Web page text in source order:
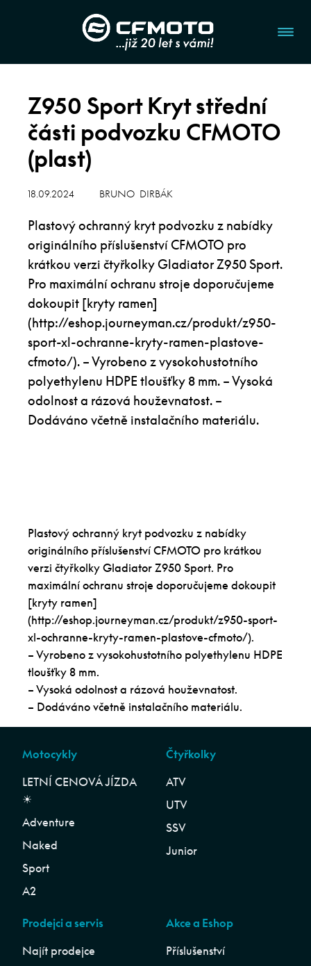
Z950 Sport Kryt střední
části podvozku CFMOTO
(plast)
18.09.2024 BRUNO DIRBÁK
Plastový ochranný kryt podvozku z nabídky
originálního příslušenství CFMOTO pro
krátkou verzi čtyřkolky Gladiator Z950 Sport.
Pro maximální ochranu stroje doporučujeme
dokoupit [kryty ramen]
(http://eshop.journeyman.cz/produkt/z950-
sport-xl-ochranne-kryty-ramen-plastove-
cfmoto/). – Vyrobeno z vysokohustotního
polyethylenu HDPE tloušťky 8 mm. – Vysoká
odolnost a rázová houževnatost. –
Dodáváno včetně instalačního materiálu.
Plastový ochranný kryt podvozku z nabídky
originálního příslušenství CFMOTO pro krátkou
verzi čtyřkolky Gladiator Z950 Sport. Pro
maximální ochranu stroje doporučujeme dokoupit
[kryty ramen]
(http://eshop.journeyman.cz/produkt/z950-sport-
xl-ochranne-kryty-ramen-plastove-cfmoto/).
– Vyrobeno z vysokohustotního polyethylenu HDPE
tloušťky 8 mm.
– Vysoká odolnost a rázová houževnatost.
– Dodáváno včetně instalačního materiálu.
Motocykly
LETNÍ CENOVÁ JÍZDA
☀︎
Adventure
Naked
Sport
A2
Čtyřkolky
ATV
UTV
SSV
Junior
Prodejci a servis
Najít prodejce
Akce a Eshop
Příslušenství